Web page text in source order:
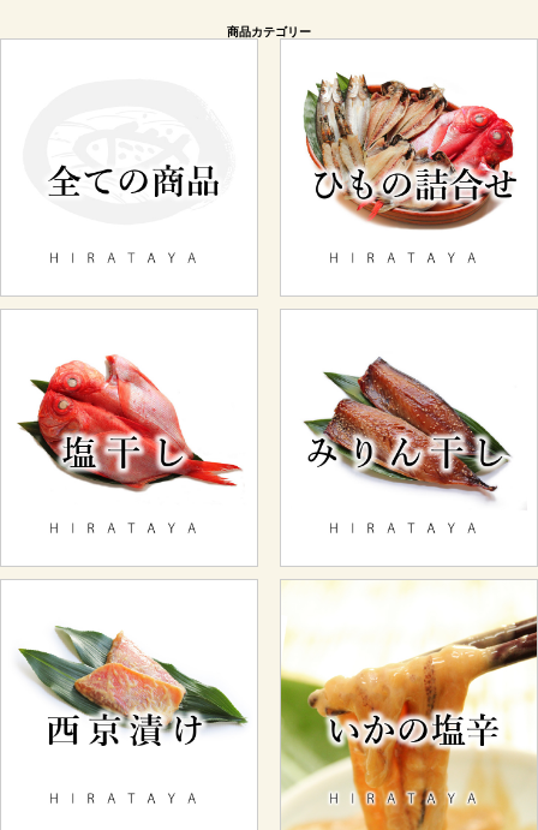
商品カテゴリー